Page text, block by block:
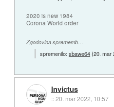
2020 is new 1984
Corona World order
Zgodovina sprememb…
spremenilo:sbawe64(20. mar
Invictus
::20. mar 2022, 10:57